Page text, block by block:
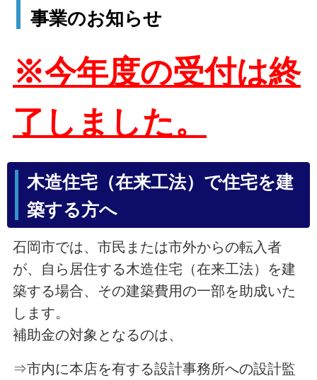
事業のお知らせ
※今年度の受付は終
了しました。
木造住宅（在来工法）で住宅を建
築する方へ
石岡市では、市民または市外からの転入者
が、自ら居住する木造住宅（在来工法）を建
築する場合、その建築費用の一部を助成いた
します。
補助金の対象となるのは、
⇒市内に本店を有する設計事務所への設計監